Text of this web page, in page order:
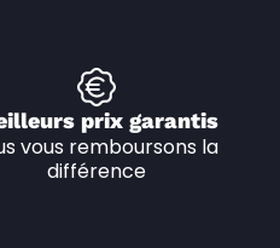
prix garantis
vous remboursons la
différence